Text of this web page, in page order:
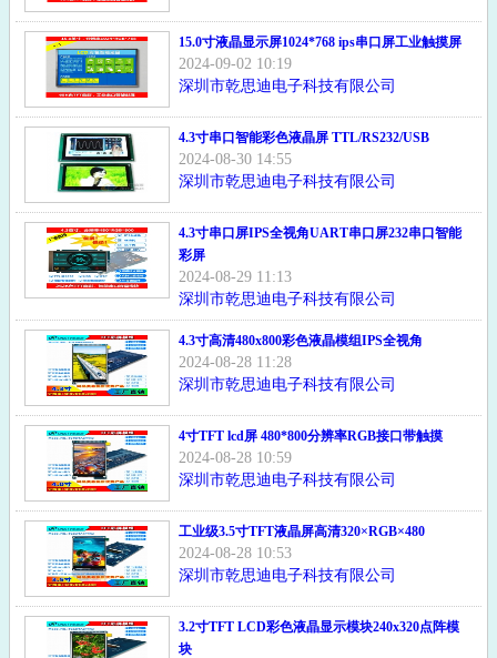
15.0寸液晶显示屏1024*768 ips串口屏工业触摸屏
2024-09-02 10:19
深圳市乾思迪电子科技有限公司
4.3寸串口智能彩色液晶屏 TTL/RS232/USB
2024-08-30 14:55
深圳市乾思迪电子科技有限公司
4.3寸串口屏IPS全视角UART串口屏232串口智能
彩屏
2024-08-29 11:13
深圳市乾思迪电子科技有限公司
4.3寸高清480x800彩色液晶模组IPS全视角
2024-08-28 11:28
深圳市乾思迪电子科技有限公司
4寸TFT lcd屏 480*800分辨率RGB接口带触摸
2024-08-28 10:59
深圳市乾思迪电子科技有限公司
工业级3.5寸TFT液晶屏高清320×RGB×480
2024-08-28 10:53
深圳市乾思迪电子科技有限公司
3.2寸TFT LCD彩色液晶显示模块240x320点阵模
块